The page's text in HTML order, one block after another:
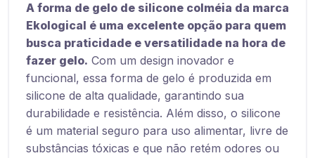
A forma de gelo de silicone colméia da marca
Ekological é uma excelente opção para quem
busca praticidade e versatilidade na hora de
fazer gelo. Com um design inovador e
funcional, essa forma de gelo é produzida em
silicone de alta qualidade, garantindo sua
durabilidade e resistência. Além disso, o silicone
é um material seguro para uso alimentar, livre de
substâncias tóxicas e que não retém odores ou